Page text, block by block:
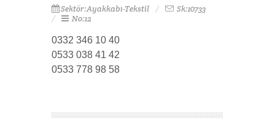
Sektör:Ayakkabı-Tekstil
Sk:10733
No:12
0332 346 10 40
0533 038 41 42
0533 778 98 58